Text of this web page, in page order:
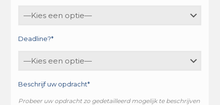
Deadline?*
Beschrijf uw opdracht*
Probeer uw opdracht zo gedetailleerd mogelijk te beschrijven